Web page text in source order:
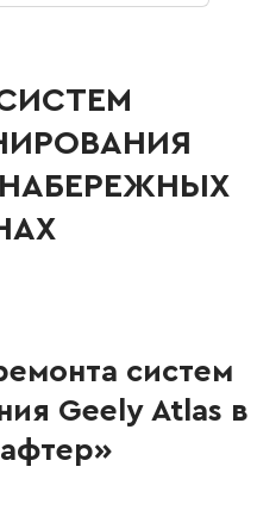
НАБЕРЕЖНЫХ
систем
Geely Atlas в